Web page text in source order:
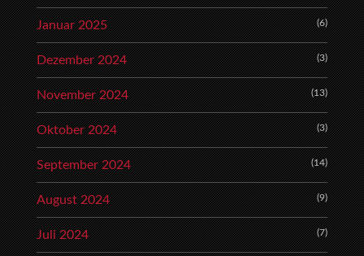
Januar 2025 (6)
Dezember 2024 (3)
November 2024 (13)
Oktober 2024 (3)
September 2024 (14)
August 2024 (9)
Juli 2024 (7)